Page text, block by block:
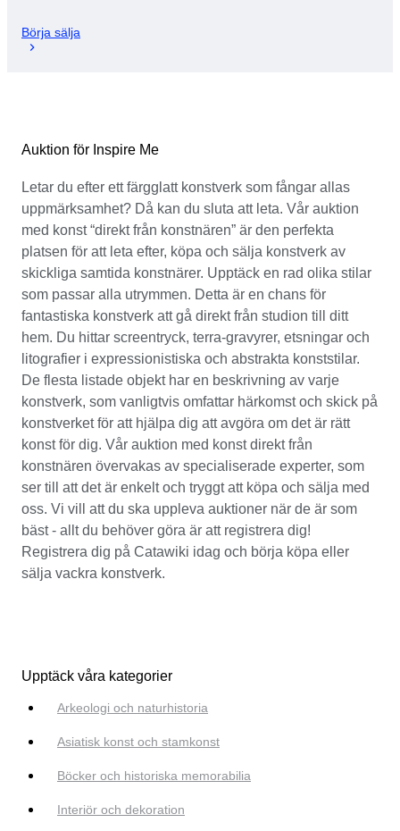
Börja sälja
Auktion för Inspire Me
Letar du efter ett färgglatt konstverk som fångar allas
uppmärksamhet? Då kan du sluta att leta. Vår auktion
med konst “direkt från konstnären” är den perfekta
platsen för att leta efter, köpa och sälja konstverk av
skickliga samtida konstnärer. Upptäck en rad olika stilar
som passar alla utrymmen. Detta är en chans för
fantastiska konstverk att gå direkt från studion till ditt
hem. Du hittar screentryck, terra-gravyrer, etsningar och
litografier i expressionistiska och abstrakta konststilar.
De flesta listade objekt har en beskrivning av varje
konstverk, som vanligtvis omfattar härkomst och skick på
konstverket för att hjälpa dig att avgöra om det är rätt
konst för dig. Vår auktion med konst direkt från
konstnären övervakas av specialiserade experter, som
ser till att det är enkelt och tryggt att köpa och sälja med
oss. Vi vill att du ska uppleva auktioner när de är som
bäst - allt du behöver göra är att registrera dig!
Registrera dig på Catawiki idag och börja köpa eller
sälja vackra konstverk.
Upptäck våra kategorier
Arkeologi och naturhistoria
Asiatisk konst och stamkonst
Böcker och historiska memorabilia
Interiör och dekoration